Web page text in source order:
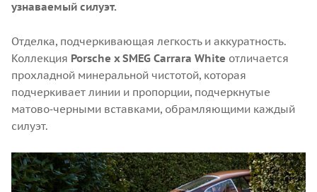
узнаваемый силуэт.
Отделка, подчеркивающая легкость и аккуратность.
Коллекция Porsche x SMEG Carrara White отличается
прохладной минеральной чистотой, которая
подчеркивает линии и пропорции, подчеркнутые
матово‑черными вставками, обрамляющими каждый
силуэт.